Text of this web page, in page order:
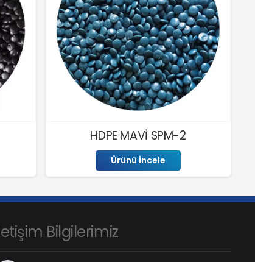
HDPE MAVİ SPM-2
Ürünü İncele
Bilgilerimiz